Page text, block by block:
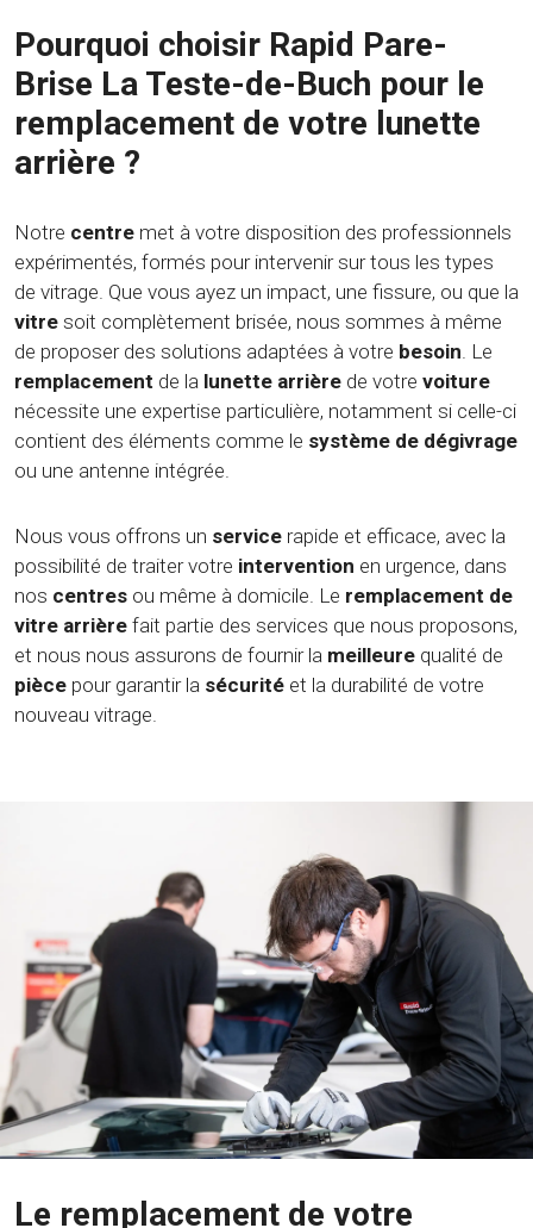
Pourquoi choisir Rapid Pare-
Brise La Teste-de-Buch pour le
remplacement de votre lunette
arrière ?
Notre centre met à votre disposition des professionnels
expérimentés, formés pour intervenir sur tous les types
de vitrage. Que vous ayez un impact, une fissure, ou que la
vitre soit complètement brisée, nous sommes à même
de proposer des solutions adaptées à votre besoin. Le
remplacement de la lunette arrière de votre voiture
nécessite une expertise particulière, notamment si celle-ci
contient des éléments comme le système de dégivrage
ou une antenne intégrée.
Nous vous offrons un service rapide et efficace, avec la
possibilité de traiter votre intervention en urgence, dans
nos centres ou même à domicile. Le remplacement de
vitre arrière fait partie des services que nous proposons,
et nous nous assurons de fournir la meilleure qualité de
pièce pour garantir la sécurité et la durabilité de votre
nouveau vitrage.
Le remplacement de votre